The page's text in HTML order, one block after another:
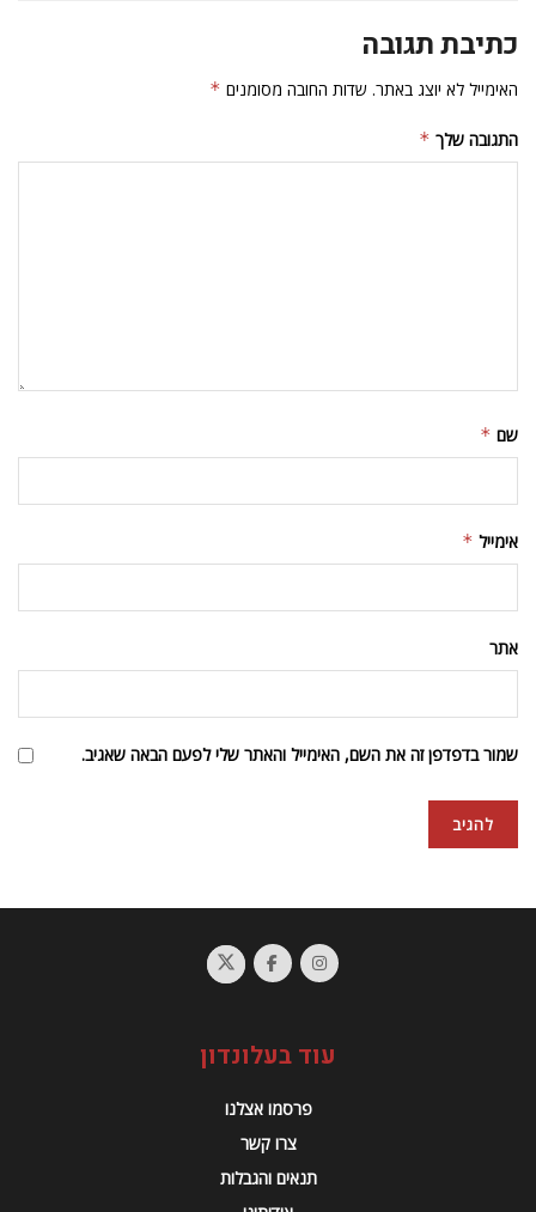
כתיבת תגובה
האימייל לא יוצג באתר. שדות החובה מסומנים *
התגובה שלך *
שם *
אימייל *
אתר
שמור בדפדפן זה את השם, האימייל והאתר שלי לפעם הבאה שאגיב.
עוד בעלונדון
פרסמו אצלנו
צרו קשר
תנאים והגבלות